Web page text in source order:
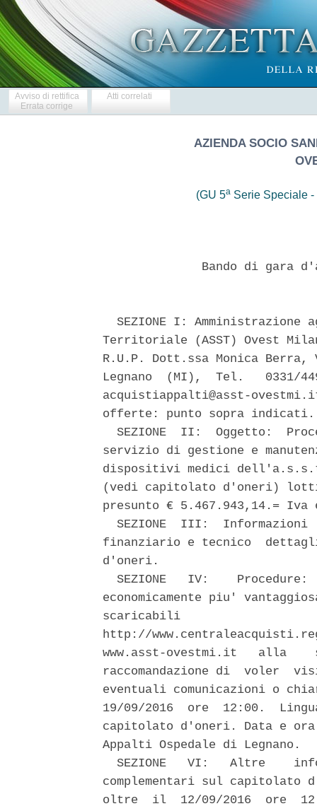
Avviso di rettifica
Errata corrige
Atti correlati
AZIENDA SOCIO
(GU 5aSerie Speciale -
Bando di gara
SEZIONE I: Amministrazione
Territoriale (ASST) Ovest
R.U.P. Dott.ssa Monica
Legnano  (MI),  Tel.   0331/
acquistiappalti@asst-
offerte: punto sopra
SEZIONE  II:  Oggetto:
servizio di gestione e
dispositivi medici
(vedi capitolato d'oneri)
presunto € 5.467.943,14.=
SEZIONE  III:  Informazioni
finanziario e tecnico
d'oneri.
SEZIONE   IV:    Procedure:
economicamente piu'
scaricabili
http://
www.asst-ovestmi.it   alla
raccomandazione di  voler
eventuali comunicazioni o
19/09/2016  ore  12:00.
capitolato d'oneri. Data e
Appalti Ospedale di Legnano.
SEZIONE   VI:   Altre
complementari sul capitolato
oltre  il  12/09/2016  ore